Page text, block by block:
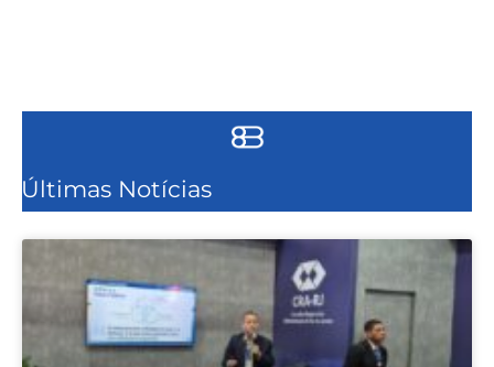
Últimas Notícias